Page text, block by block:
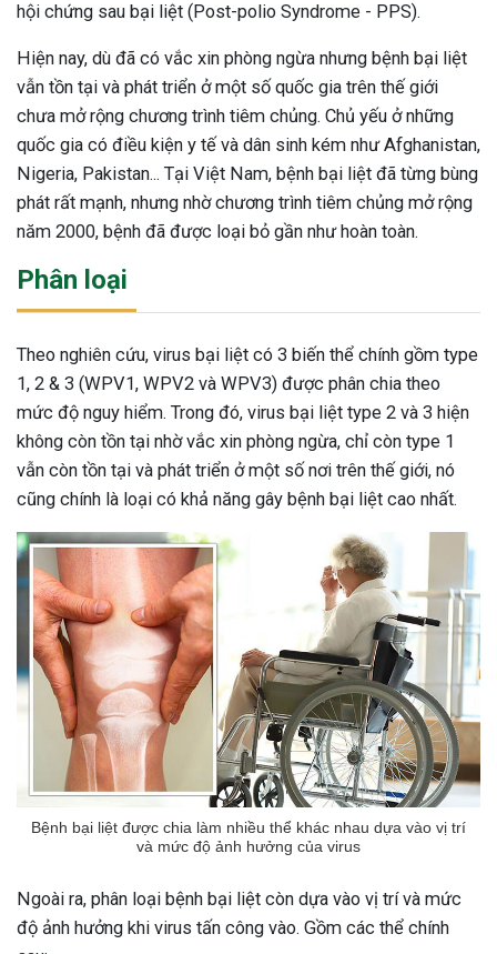
Sau Sinh Có Tự Khỏi
Thông Tin Cần Biết
sau sinh là tình trạng viêm da
phổ biến, khiến đôi bàn tay,
của chị em trở nên khô...
hội chứng sau bại liệt (Post-polio Syndrome - PPS).
Hiện nay, dù đã có vắc xin phòng ngừa nhưng bệnh bại liệt
vẫn tồn tại và phát triển ở một số quốc gia trên thế giới
chưa mở rộng chương trình tiêm chủng. Chủ yếu ở những
quốc gia có điều kiện y tế và dân sinh kém như Afghanistan,
Nigeria, Pakistan... Tại Việt Nam, bệnh bại liệt đã từng bùng
phát rất mạnh, nhưng nhờ chương trình tiêm chủng mở rộng
năm 2000, bệnh đã được loại bỏ gần như hoàn toàn.
Phân loại
Theo nghiên cứu, virus bại liệt có 3 biến thể chính gồm type
1, 2 & 3 (WPV1, WPV2 và WPV3) được phân chia theo
mức độ nguy hiểm. Trong đó, virus bại liệt type 2 và 3 hiện
không còn tồn tại nhờ vắc xin phòng ngừa, chỉ còn type 1
vẫn còn tồn tại và phát triển ở một số nơi trên thế giới, nó
cũng chính là loại có khả năng gây bệnh bại liệt cao nhất.
Bệnh bại liệt được chia làm nhiều thể khác nhau dựa vào vị trí
và mức độ ảnh hưởng của virus
Ngoài ra, phân loại bệnh bại liệt còn dựa vào vị trí và mức
độ ảnh hưởng khi virus tấn công vào. Gồm các thể chính